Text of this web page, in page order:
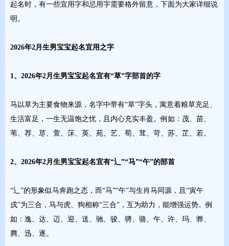
起名时，有一些宜用字和忌用字需要格外留意，下面为大家详细说
明。
2026年2月生男宝宝起名宜用之字
1、2026年2月生男宝宝起名宜有“草”字部首的字
马以草为主要食物来源，名字中带有“草”字头，寓意着粮草充足、
生活富足，一生无温饱之忧，且内心充实丰盈。例如：茂、苗、
苇、荐、荩、萱、莯、英、苑、艺、荀、茸、苛、苏、芷、若。
2、2026年2月生男宝宝起名宜有“辶”“马”“午”的部首
“辶”的形象似马奔跑之态，而“马”“午”与生肖马同源，且“寅午
戌”为三合，马与虎、狗相称“三合”，互为助力，能增强运势。例
如：逸、达、迈、迎、送、驰、骏、骋、骆、午、许、玛、骅、
腾、迅、逐。